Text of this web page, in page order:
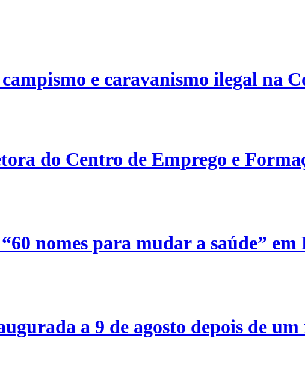
e caravanismo ilegal na
do Centro de Emprego e
nomes para mudar a saúde”
a 9 de agosto depois de